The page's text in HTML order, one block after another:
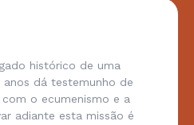
histórico de uma
dá testemunho de
o ecumenismo e a
adiante esta missão é